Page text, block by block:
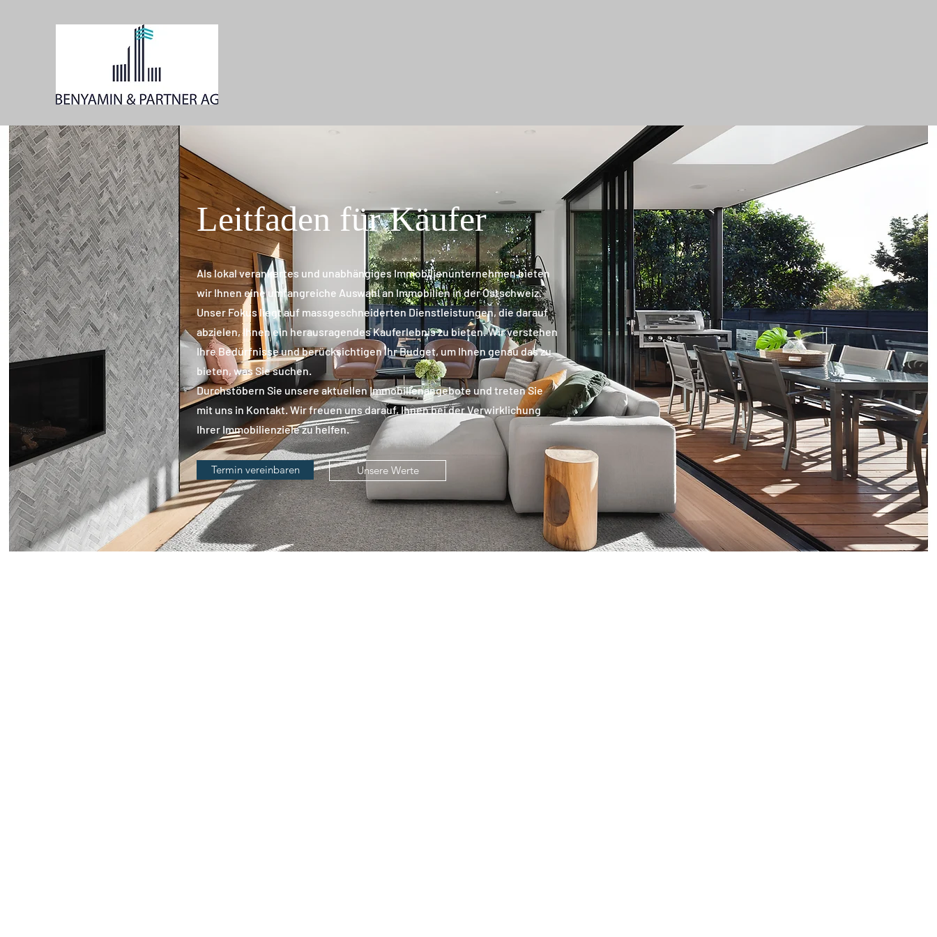
Leitfaden für Käufer
Als lokal verankertes und unabhängiges Immobilienunternehmen bieten
wir Ihnen eine umfangreiche Auswahl an Immobilien in der Ostschweiz.
Unser Fokus liegt auf massgeschneiderten Dienstleistungen, die darauf
abzielen, Ihnen ein herausragendes Kauferlebnis zu bieten. Wir verstehen
Ihre Bedürfnisse und berücksichtigen Ihr Budget, um Ihnen genau das zu
bieten, was Sie suchen.
Durchstöbern Sie unsere aktuellen Immobilienangebote und treten Sie
mit uns in Kontakt. Wir freuen uns darauf, Ihnen bei der Verwirklichung
Ihrer Immobilienziele zu helfen.
Termin vereinbaren Unsere Werte